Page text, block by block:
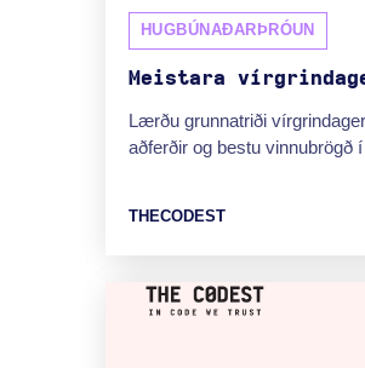
HUGBÚNAÐARÞRÓUN
Meistara
Lærðu grunnatriði
aðferðir og bestu vinnubrögð
THECODEST